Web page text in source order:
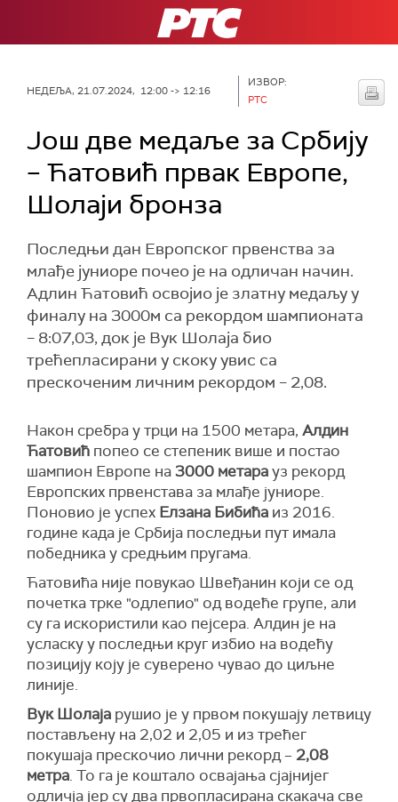
РТС
НЕДЕЉА, 21.07.2024, 12:00 -> 12:16
ИЗВОР:
РТС
Још две медаље за Србију
– Ћатовић првак Европе,
Шолаји бронза
Последњи дан Европског првенства за
млађе јуниоре почео је на одличан начин.
Адлин Ћатовић освојио је златну медаљу у
финалу на 3000м са рекордом шампионата
– 8:07,03, док је Вук Шолаја био
трећепласирани у скоку увис са
прескоченим личним рекордом – 2,08.
Након сребра у трци на 1500 метара, Алдин
Ћатовић попео се степеник више и постао
шампион Европе на 3000 метарауз рекорд
Европских првенстава за млађе јуниоре.
Поновио је успех Елзана Бибића из 2016.
године када је Србија последњи пут имала
победника у средњим пругама.
Ћатовића није повукао Швеђанин који се од
почетка трке "одлепио" од водеће групе, али
су га искористили као пејсера. Алдин је на
усласку у последњи круг избио на водећу
позицију коју је суверено чувао до циљне
линије.
Вук Шолаја рушио је у првом покушају летвицу
постављену на 2,02 и 2,05 и из трећег
покушаја прескочио лични рекорд – 2,08
метра. То га је коштало освајања сјајнијег
одличја јер су два првопласирана скакача све